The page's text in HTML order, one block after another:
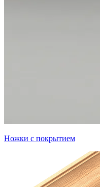
Ножки с покрытием